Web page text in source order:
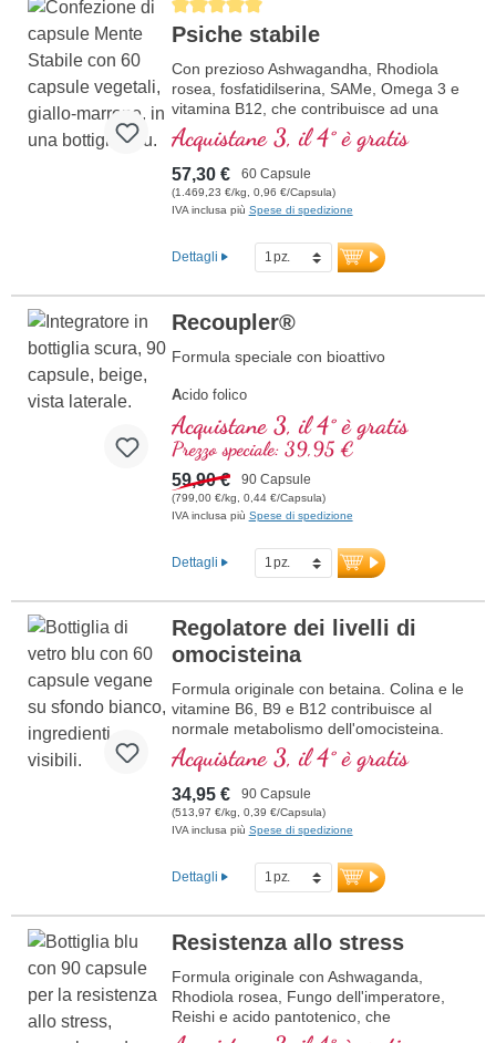
Average rating of 5 out of 5 stars
Psiche stabile
Con prezioso Ashwagandha, Rhodiola
rosea, fosfatidilserina, SAMe, Omega 3 e
vitamina B12, che contribuisce ad una
funzione normale della psiche
Acquistane 3, il 4° è gratis
57,30 € 60 Capsule
(1.469,23 €/kg, 0,96 €/Capsula)
IVA inclusa più Spese di spedizione
Dettagli
Recoupler®
Formula speciale con bioattivo
Acido folico
Arginina
Licopene
C urcuma
Curcumina
Acido ascorbico
Resveratrolo
B(Vitamina B12)
Acquistane 3, il 4° è gratis
Prezzo speciale: 39,95 €
59,90 € 90 Capsule
(799,00 €/kg, 0,44 €/Capsula)
IVA inclusa più Spese di spedizione
Dettagli
Regolatore dei livelli di
omocisteina
Formula originale con betaina. Colina e le
vitamine B6, B9 e B12 contribuisce al
normale metabolismo dell'omocisteina.
Betaina deve essere incluso con minimo
1,5 g di avere un effetto sui livelli di
omocisteina. Vitamine del gruppo B in
forma bioattiva
Acquistane 3, il 4° è gratis
34,95 € 90 Capsule
(513,97 €/kg, 0,39 €/Capsula)
IVA inclusa più Spese di spedizione
Dettagli
Resistenza allo stress
Formula originale con Ashwaganda,
Rhodiola rosea, Fungo dell'imperatore,
Reishi e acido pantotenico, che
contribuisce alla normale prestazioni